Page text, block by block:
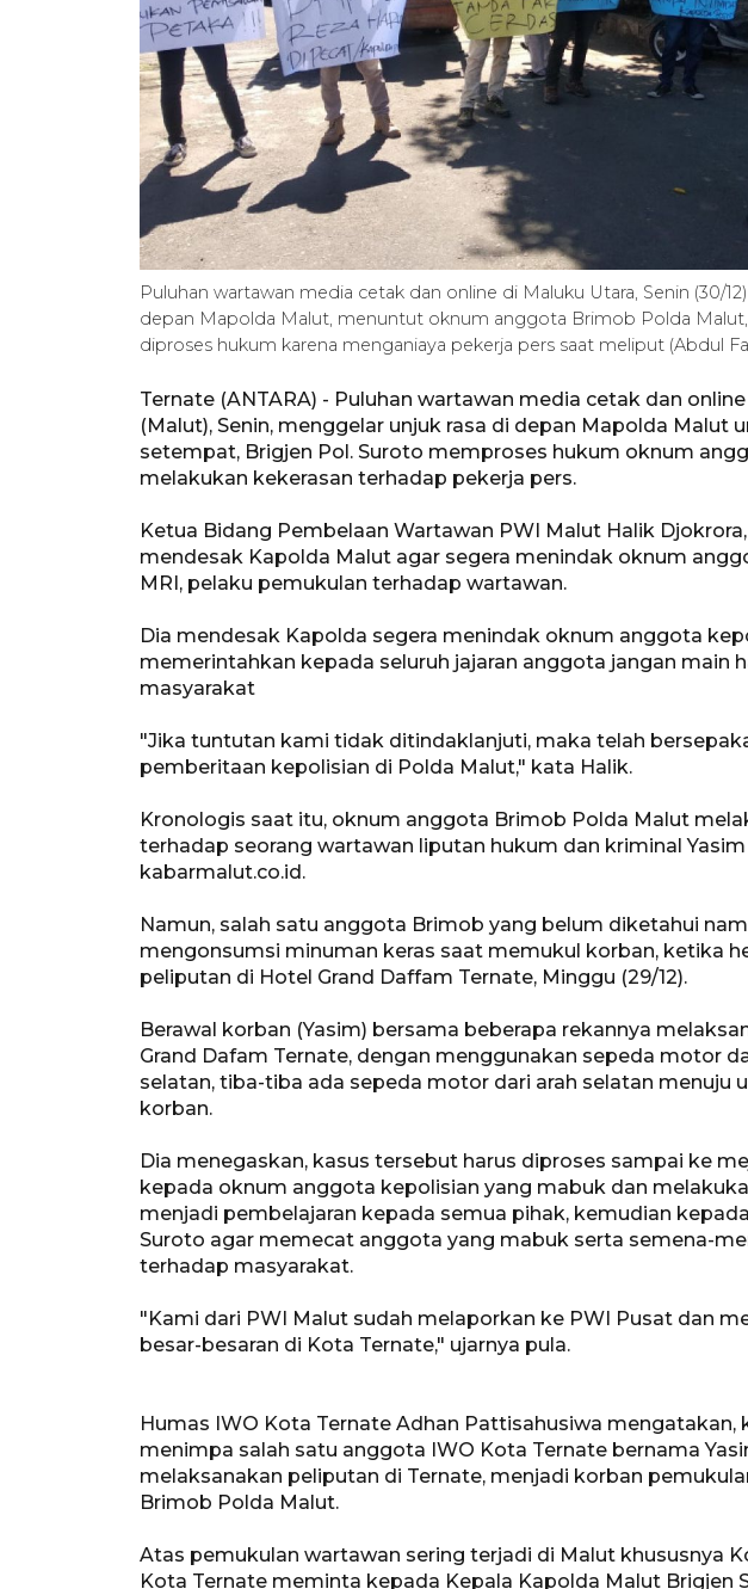
Puluhan wartawan media cetak dan online di Maluku Utara, Senin (30/
depan Mapolda Malut, menuntut oknum anggota Brimob Polda Malut,
diproses hukum karena menganiaya pekerja pers saat meliput (Abdul
Ternate (ANTARA) - Puluhan wartawan media cetak dan
(Malut), Senin, menggelar unjuk rasa di depan Mapolda Malut
setempat, Brigjen Pol. Suroto memproses hukum oknum
melakukan kekerasan terhadap pekerja pers.
Ketua Bidang Pembelaan Wartawan PWI Malut Halik Djokrora,
mendesak Kapolda Malut agar segera menindak oknum
MRI, pelaku pemukulan terhadap wartawan.
Dia mendesak Kapolda segera menindak oknum anggota
memerintahkan kepada seluruh jajaran anggota jangan main
masyarakat
"Jika tuntutan kami tidak ditindaklanjuti, maka telah
pemberitaan kepolisian di Polda Malut," kata Halik.
Kronologis saat itu, oknum anggota Brimob Polda Malut
terhadap seorang wartawan liputan hukum dan kriminal
kabarmalut.co.id.
Namun, salah satu anggota Brimob yang belum diketahui
mengonsumsi minuman keras saat memukul korban, ketika
peliputan di Hotel Grand Daffam Ternate, Minggu (29/12).
Berawal korban (Yasim) bersama beberapa rekannya
Grand Dafam Ternate, dengan menggunakan sepeda motor
selatan, tiba-tiba ada sepeda motor dari arah selatan menuju
korban.
Dia menegaskan, kasus tersebut harus diproses sampai ke
kepada oknum anggota kepolisian yang mabuk dan
menjadi pembelajaran kepada semua pihak, kemudian
Suroto agar memecat anggota yang mabuk serta semena-
terhadap masyarakat.
"Kami dari PWI Malut sudah melaporkan ke PWI Pusat dan
besar-besaran di Kota Ternate," ujarnya pula.
Humas IWO Kota Ternate Adhan Pattisahusiwa mengatakan,
menimpa salah satu anggota IWO Kota Ternate bernama
melaksanakan peliputan di Ternate, menjadi korban
Brimob Polda Malut.
Atas pemukulan wartawan sering terjadi di Malut khususnya
Kota Ternate meminta kepada Kepala Kapolda Malut Brigjen
Pasar